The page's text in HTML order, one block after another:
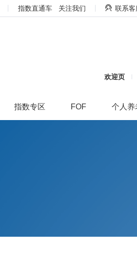
指数直通车 关注我们 联系客
欢迎页
指数专区 FOF 个人养